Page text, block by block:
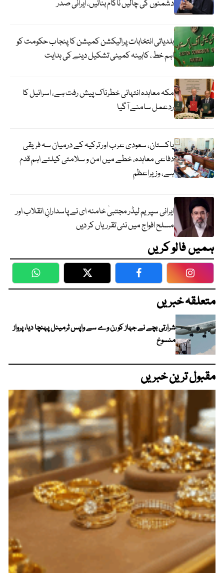
دشمنوں کی چالیں ناکام بنائیں، ایرانی صدر
بلدیاتی انتخابات پرالیکشن کمیشن کا پنجاب حکومت کو
اہم خط، کابینہ کمیٹی تشکیل دینے کی ہدایت
مکہ معاہدہ انتہائی خطرناک پیش رفت ہے، اسرائیل کا
ردعمل سامنے آگیا
پاکستان، سعودی عرب اور ترکیہ کے درمیان سہ فریقی
دفاعی معاہدہ، خطے میں امن و سلامتی کیلئے اہم قدم
ہے، وزیراعظم
ایرانی سپریم لیڈر مجتبیٰ خامنہ ای نے پاسدارانِ انقلاب اور
مسلح افواج میں نئی تقرریاں کر دیں
ہمیں فالو کریں
WhatsApp Twitter Facebook
متعلقہ خبریں
شرارتی بچے نے جہاز کو رن وے سے واپس ٹرمینل پہنچا دیا، پرواز
منسوخ
مقبول ترین خبریں